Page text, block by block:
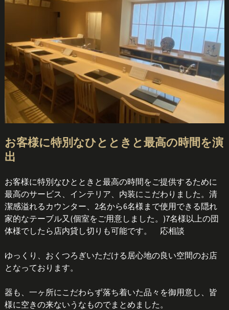
お客様に特別なひとときと最高の時間を演
出
お客様に特別なひとときと最高の時間をご提供するために
最高のサービス、インテリア、内装にこだわりました。清
潔感溢れるカウンター、2名から6名様まで使用できる隠れ
家的なテーブル又(個室をご用意しました。)7名様以上の団
体様でしたら店内貸し切りも可能です。 応相談
ゆっくり、おくつろぎいただける居心地の良い空間のお店
となっております。
器も、一ヶ所にこだわらず落ち着いた品々を御用意し、皆
様に空きの来ないうなものでまとめました。